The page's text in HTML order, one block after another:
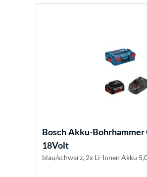
Bosch Akku-Bohrhammer
18Volt
blau/schwarz, 2x Li-Ionen Akku